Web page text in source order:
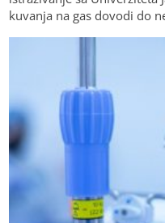
kuvanja na gas dovodi do